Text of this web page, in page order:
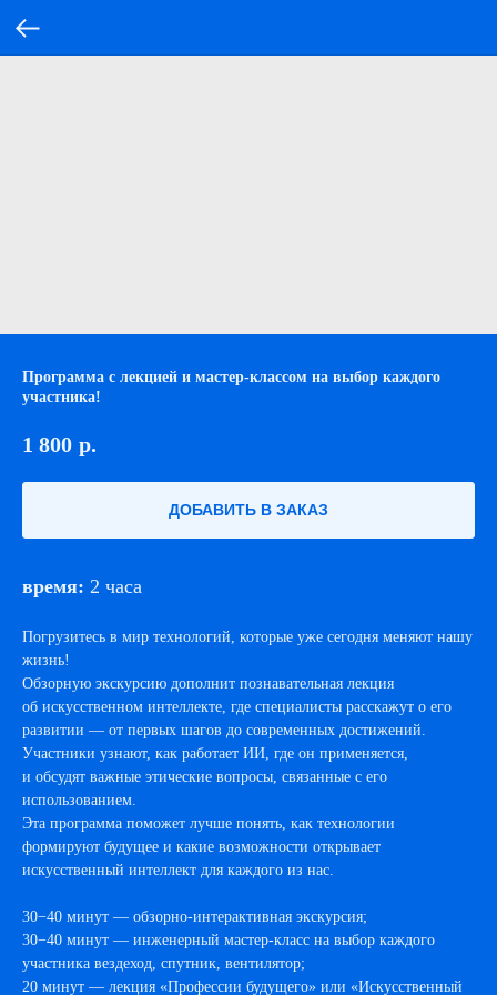
Программа с лекцией и мастер-классом на выбор каждого
участника!
1 800 р.
ДОБАВИТЬ В ЗАКАЗ
время: 2 часа
Погрузитесь в мир технологий, которые уже сегодня меняют нашу
жизнь!
Обзорную экскурсию дополнит познавательная лекция
об искусственном интеллекте, где специалисты расскажут о его
развитии — от первых шагов до современных достижений.
Участники узнают, как работает ИИ, где он применяется,
и обсудят важные этические вопросы, связанные с его
использованием.
Эта программа поможет лучше понять, как технологии
формируют будущее и какие возможности открывает
искусственный интеллект для каждого из нас.
30−40 минут — обзорно-интерактивная экскурсия;
30−40 минут — инженерный мастер-класс на выбор каждого
участника вездеход, спутник, вентилятор;
20 минут — лекция «Профессии будущего» или «Искусственный